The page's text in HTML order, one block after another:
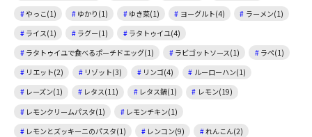
やっこ(1)
ゆかり(1) ゆき菜(1) ヨーグルト(4)
ラーメン(1)
ライス(1)
ラグー(1)
ラタトゥイユ(4)
ラタトゥイユで食べるポーチドエッグ(1)
ラビゴットソース(1)
ラペ(1)
リエット(2)
リゾット(3) リンゴ(4)
ルーローハン(1)
レーズン(1)
レタス(11) レタス鍋(1)
レモン(19)
レモンクリームパスタ(1)
レモンチキン(1)
レモンとズッキーニのパスタ(1)
レンコン(9)
れんこん(2)